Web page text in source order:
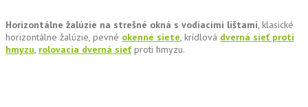
Horizontálne žalúzie na strešné okná s vodiacimi lištami, klasické
horizontálne žalúzie, pevné okenné siete, krídlová dverná sieť proti
hmyzu, rolovacia dverná sieťproti hmyzu.